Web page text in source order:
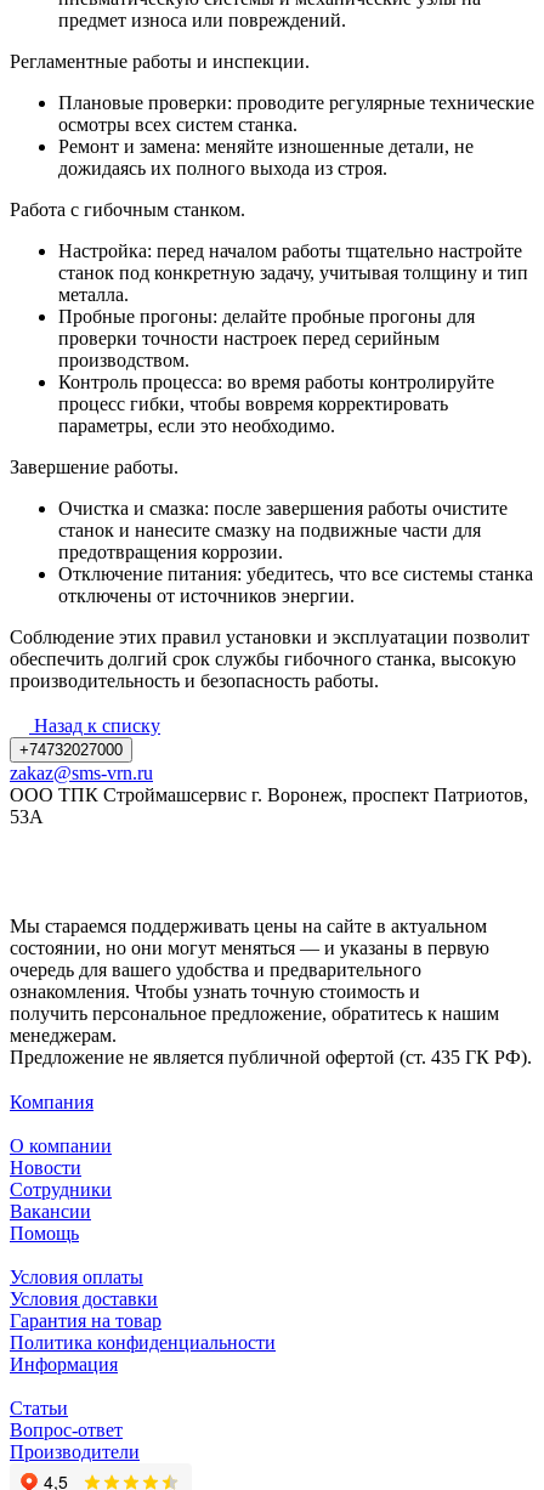
предмет износа или повреждений.
Регламентные работы и инспекции.
Плановые проверки: проводите регулярные технические
осмотры всех систем станка.
Ремонт и замена: меняйте изношенные детали, не
дожидаясь их полного выхода из строя.
Работа с гибочным станком.
Настройка: перед началом работы тщательно настройте
станок под конкретную задачу, учитывая толщину и тип
металла.
Пробные прогоны: делайте пробные прогоны для
проверки точности настроек перед серийным
производством.
Контроль процесса: во время работы контролируйте
процесс гибки, чтобы вовремя корректировать
параметры, если это необходимо.
Завершение работы.
Очистка и смазка: после завершения работы очистите
станок и нанесите смазку на подвижные части для
предотвращения коррозии.
Отключение питания: убедитесь, что все системы станка
отключены от источников энергии.
Соблюдение этих правил установки и эксплуатации позволит
обеспечить долгий срок службы гибочного станка, высокую
производительность и безопасность работы.
Назад к списку
+74732027000
zakaz@sms-vrn.ru
ООО ТПК Строймашсервис г. Воронеж, проспект Патриотов,
53А
Мы стараемся поддерживать цены на сайте в актуальном
состоянии, но они могут меняться — и указаны в первую
очередь для вашего удобства и предварительного
ознакомления. Чтобы узнать точную стоимость и
получить персональное предложение, обратитесь к нашим
менеджерам.
Предложение не является публичной офертой (ст. 435 ГК РФ).
Компания
О компании
Новости
Сотрудники
Вакансии
Помощь
Условия оплаты
Условия доставки
Гарантия на товар
Политика конфиденциальности
Информация
Статьи
Вопрос-ответ
Производители